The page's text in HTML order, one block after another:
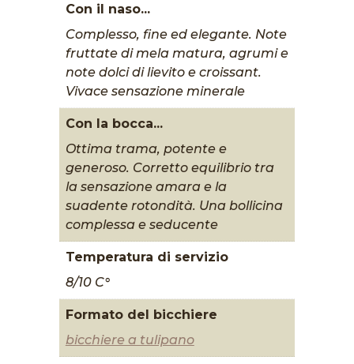
Con il naso...
Complesso, fine ed elegante. Note
fruttate di mela matura, agrumi e
note dolci di lievito e croissant.
Vivace sensazione minerale
Con la bocca...
Ottima trama, potente e
generoso. Corretto equilibrio tra
la sensazione amara e la
suadente rotondità. Una bollicina
complessa e seducente
Temperatura di servizio
8/10 C°
Formato del bicchiere
bicchiere a tulipano